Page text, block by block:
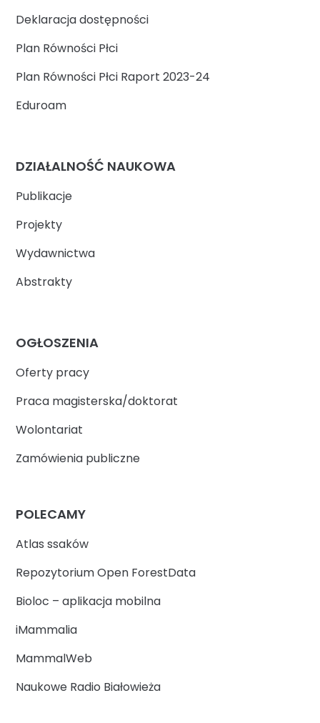
Deklaracja dostępności
Plan Równości Płci
Plan Równości Płci Raport 2023-24
Eduroam
DZIAŁALNOŚĆ NAUKOWA
Publikacje
Projekty
Wydawnictwa
Abstrakty
OGŁOSZENIA
Oferty pracy
Praca magisterska/doktorat
Wolontariat
Zamówienia publiczne
POLECAMY
Atlas ssaków
Repozytorium Open ForestData
Bioloc – aplikacja mobilna
iMammalia
MammalWeb
Naukowe Radio Białowieża